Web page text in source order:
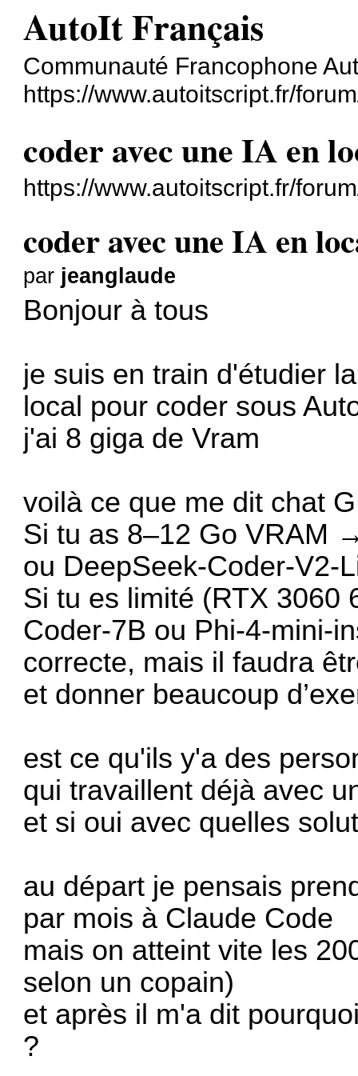
AutoIt Français
Communauté Francophone
https://www.autoitscript.fr/
coder avec une IA en
https://www.autoitscript.fr/
coder avec une IA en
par jeanglaude
Bonjour à tous
je suis en train d'étudier
local pour coder sous
j'ai 8 giga de Vram
voilà ce que me dit chat
Si tu as 8–12 Go VRAM
ou DeepSeek-Coder-V2-
Si tu es limité (RTX
Coder-7B ou Phi-4-mini-
correcte, mais il faudra
et donner beaucoup
est ce qu'ils y'a des
qui travaillent déjà avec
et si oui avec quelles
au départ je pensais
par mois à Claude Code
mais on atteint vite les
selon un copain)
et après il m'a dit
?